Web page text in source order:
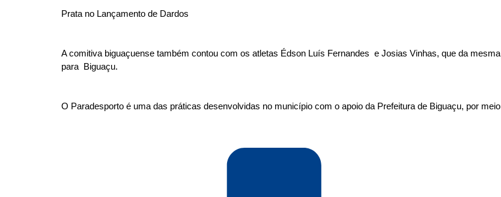
Prata no Lançamento de Dardos
A comitiva biguaçuense também contou com os atletas Édson Luís Fernandes e Josias Vinhas, que da
para Biguaçu.
O Paradesporto é uma das práticas desenvolvidas no município com o apoio da Prefeitura de Biguaçu, por